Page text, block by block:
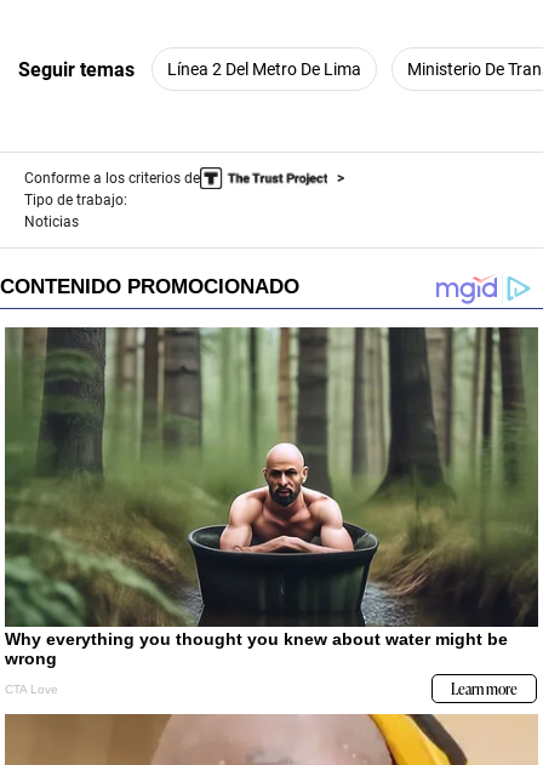
Seguir temas Línea 2 Del Metro De Lima Ministerio De
Conforme a los criterios de
Tipo de trabajo:
Noticias